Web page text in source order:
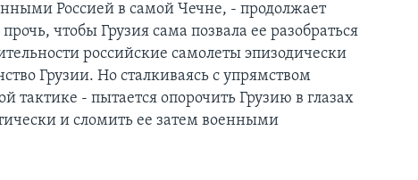
Россией в самой Чечне, - продолжает
чтобы Грузия сама позвала ее разобраться
российские самолеты эпизодически
Грузии. Но сталкиваясь с упрямством
тактике - пытается опорочить Грузию в глазах
и сломить ее затем военными